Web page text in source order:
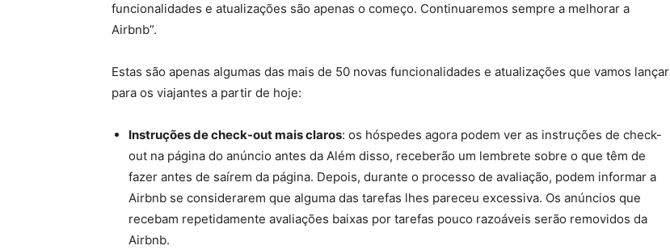
funcionalidades e atualizações são apenas o começo. Continuaremos sempre a melhorar a
Airbnb”.
Estas são apenas algumas das mais de 50 novas funcionalidades e atualizações que vamos lançar
para os viajantes a partir de hoje:
Instruções de check-outmais claros: os hóspedes agora podem ver as instruções de check-
out na página do anúncio antes da Além disso, receberão um lembrete sobre o que têm de
fazer antes de saírem da página. Depois, durante o processo de avaliação, podem informar a
Airbnb se considerarem que alguma das tarefas lhes pareceu excessiva. Os anúncios que
recebam repetidamente avaliações baixas por tarefas pouco razoáveis serão removidos da
Airbnb.